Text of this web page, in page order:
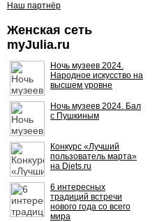
Наш партнёр
Женская сеть
myJulia.ru
Ночь музеев 2024.
Народное искусство на
высшем уровне
Ночь музеев 2024. Бал
с Пушкиным
Конкурс «Лучший
пользователь марта»
на Diets.ru
6 интересных
традиций встречи
нового года со всего
мира